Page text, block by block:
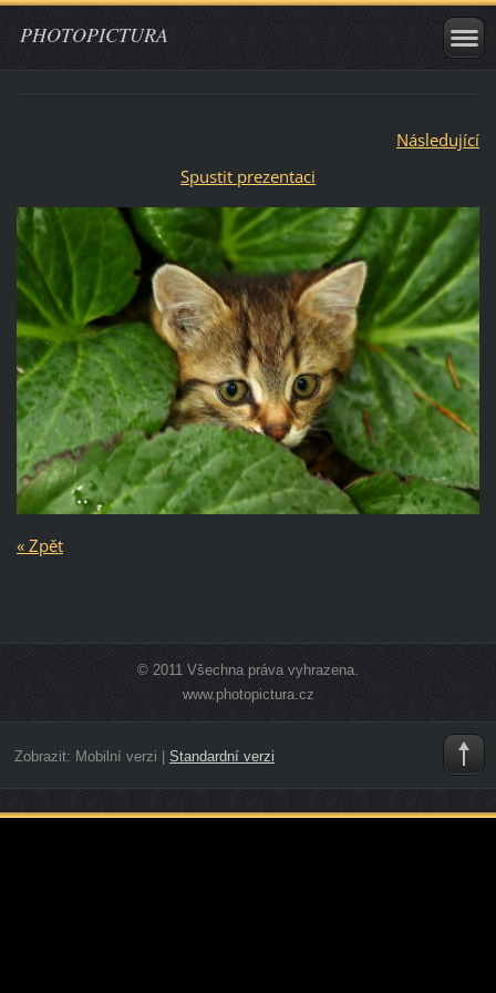
PHOTOPICTURA
Následující
Spustit prezentaci
« Zpět
© 2011 Všechna práva vyhrazena.
www.photopictura.cz
Zobrazit: Mobilní verzi Standardní verzi